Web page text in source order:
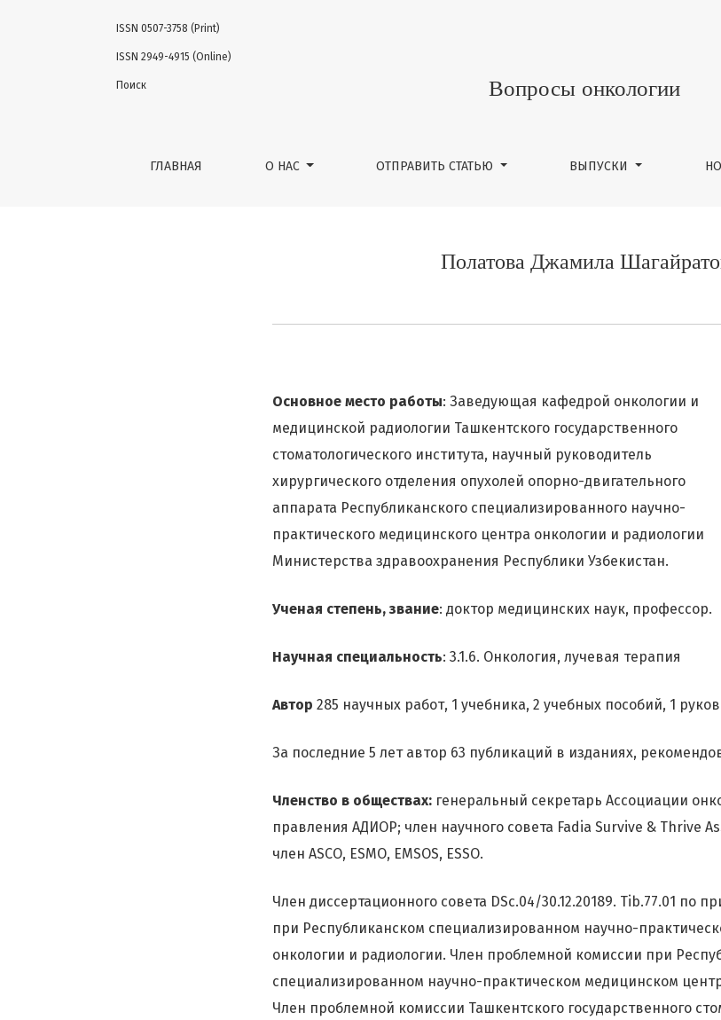
Полатова Джамила Шагайратовна
Вопросы онкологии
ГЛАВНАЯ О НАС ОТПРАВИТЬ СТАТЬЮ ВЫПУСКИ
ISSN 0507-3758 (Print)
ISSN 2949-4915 (Online)
Поиск
Полатова Джамила
Основное место работы: Заведующая кафедрой онкологии и
медицинской радиологии Ташкентского государственного
стоматологического института, научный руководитель
хирургического отделения опухолей опорно-двигательного
аппарата Республиканского специализированного научно-
практического медицинского центра онкологии и радиологии
Министерства здравоохранения Республики Узбекистан.
Ученая степень, звание: доктор медицинских наук, профессор.
Научная специальность: 3.1.6. Онкология, лучевая терапия
Автор 285 научных работ, 1 учебника, 2 учебных пособий, 1
За последние 5 лет автор 63 публикаций в изданиях,
Членство в обществах: генеральный секретарь Ассоциации
правления АДИОР; член научного совета Fadia Survive & Thrive
член ASCO, ESMO, EMSOS, ESSO.
Член диссертационного совета DSc.04/30.12.20189. Tib.77.01 по
при Республиканском специализированном научно-
онкологии и радиологии. Член проблемной комиссии при
специализированном научно-практическом медицинском
Член проблемной комиссии Ташкентского государственного